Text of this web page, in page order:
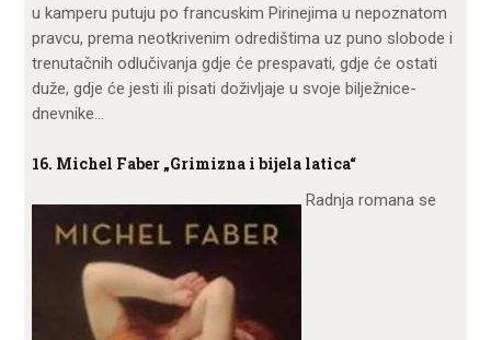
u kamperu putuju po francuskim Pirinejima u nepoznatom
pravcu, prema neotkrivenim odredištima uz puno slobode i
trenutačnih odlučivanja gdje će prespavati, gdje će ostati
duže, gdje će jesti ili pisati doživljaje u svoje bilježnice-
dnevnike…
16. Michel Faber „Grimizna i bijela latica“
Radnja romana se